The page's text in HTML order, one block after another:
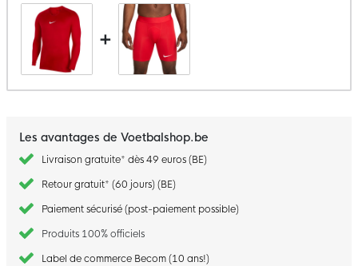
+
Les avantages de Voetbalshop.be
Livraison gratuite* dès 49 euros (BE)
Retour gratuit* (60 jours) (BE)
Paiement sécurisé (post-paiement possible)
Produits 100% officiels
Label de commerce Becom (10 ans!)